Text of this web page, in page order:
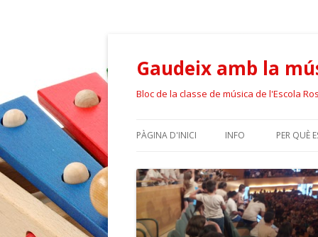
Gaudeix amb la
Bloc de la classe de música de l'Escola
PÀGINA D'INICI INFO PER QUÈ